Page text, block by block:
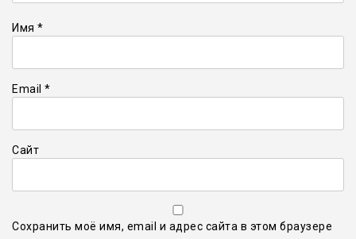
Имя *
Email *
Сайт
Сохранить моё имя, email и адрес сайта в этом браузере